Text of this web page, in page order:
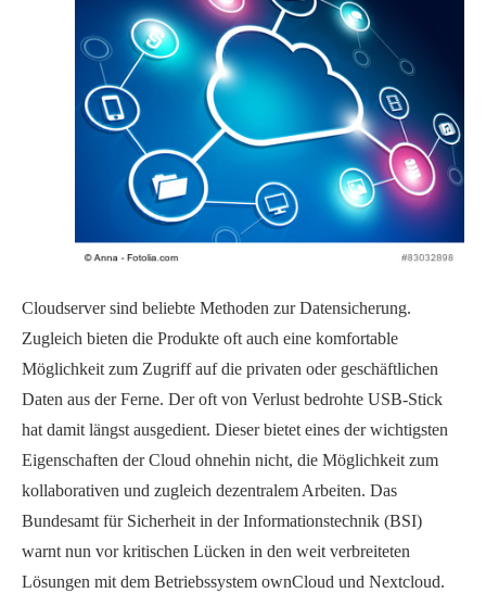
Cloudserver sind beliebte Methoden zur Datensicherung.
Zugleich bieten die Produkte oft auch eine komfortable
Möglichkeit zum Zugriff auf die privaten oder geschäftlichen
Daten aus der Ferne. Der oft von Verlust bedrohte USB-Stick
hat damit längst ausgedient. Dieser bietet eines der wichtigsten
Eigenschaften der Cloud ohnehin nicht, die Möglichkeit zum
kollaborativen und zugleich dezentralem Arbeiten. Das
Bundesamt für Sicherheit in der Informationstechnik (BSI)
warnt nun vor kritischen Lücken in den weit verbreiteten
Lösungen mit dem Betriebssystem ownCloud und Nextcloud.